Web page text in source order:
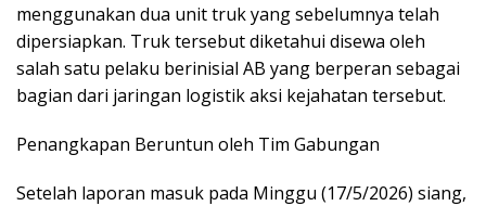
menggunakan dua unit truk yang sebelumnya telah
dipersiapkan. Truk tersebut diketahui disewa oleh
salah satu pelaku berinisial AB yang berperan sebagai
bagian dari jaringan logistik aksi kejahatan tersebut.
Penangkapan Beruntun oleh Tim Gabungan
Setelah laporan masuk pada Minggu (17/5/2026) siang,